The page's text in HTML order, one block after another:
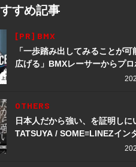
すめ記事
[PR] BMX
「一歩踏み出してみることが可
広げる」BMXレーサーからプロ
レーサーへ転身。上田龍星が体
OTHERS
日本人だから強い、を証明しに
TATSUYA / SOME≡LINEZイン